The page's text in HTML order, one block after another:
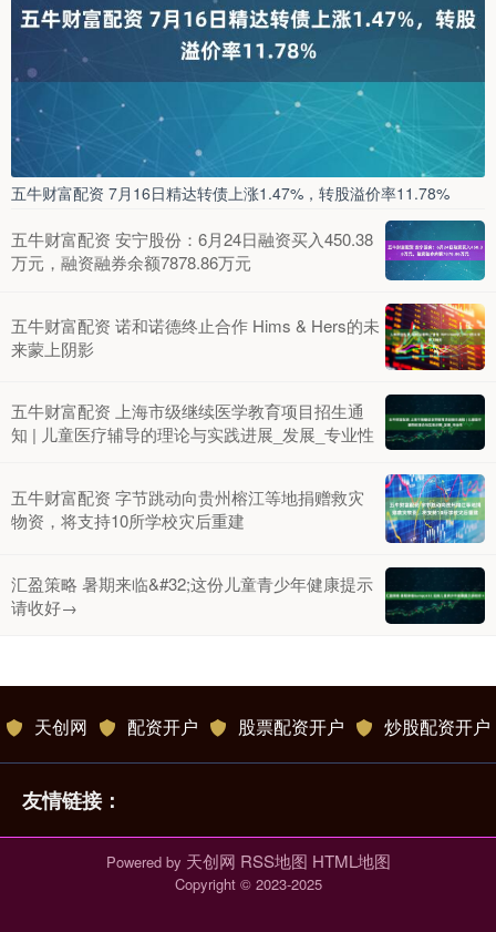
五牛财富配资 7月16日精达转债上涨1.47%，转股溢价率11.78%
五牛财富配资 安宁股份：6月24日融资买入450.38
万元，融资融券余额7878.86万元
五牛财富配资 诺和诺德终止合作 Hims & Hers的未
来蒙上阴影
五牛财富配资 上海市级继续医学教育项目招生通
知 | 儿童医疗辅导的理论与实践进展_发展_专业性
五牛财富配资 字节跳动向贵州榕江等地捐赠救灾
物资，将支持10所学校灾后重建
汇盈策略 暑期来临&#32;这份儿童青少年健康提示
请收好→
天创网 配资开户 股票配资开户 炒股配资开户
友情链接：
Powered by 天创网 RSS地图 HTML地图
Copyright © 2023-2025